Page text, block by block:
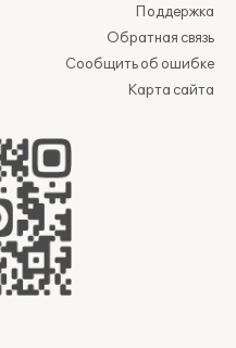
Поддержка
Обратная связь
Сообщить об ошибке
Карта сайта